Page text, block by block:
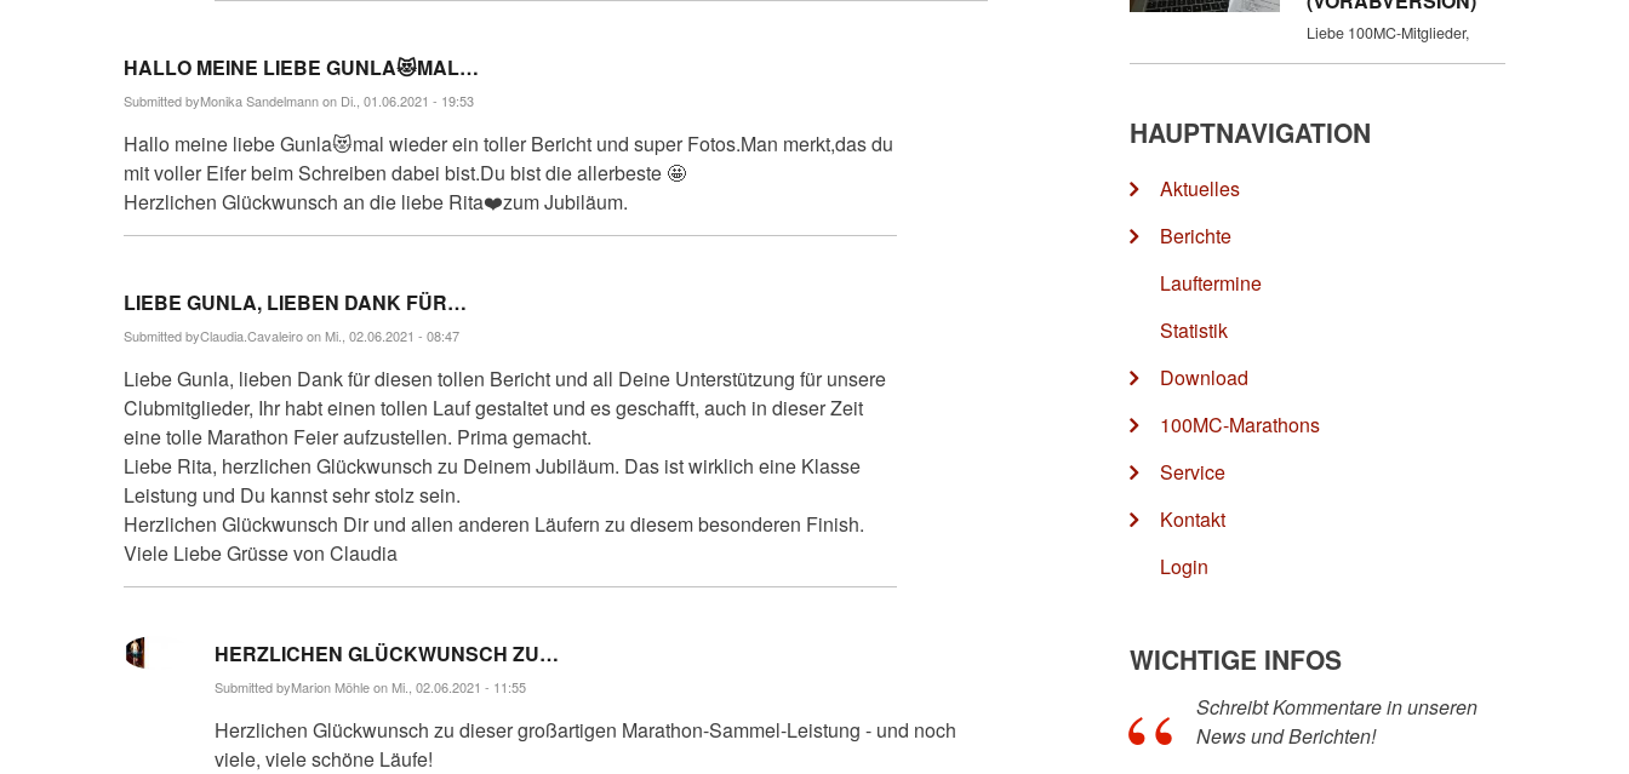
HALLO MEINE LIEBE GUNLA😻MAL…
Submitted byMonika Sandelmannon Di., 01.06.2021 - 19:53
Hallo meine liebe Gunla😻mal wieder ein toller Bericht und super Fotos.Man merkt,das du
mit voller Eifer beim Schreiben dabei bist.Du bist die allerbeste 🤩
Herzlichen Glückwunsch an die liebe Rita❤️zum Jubiläum.
LIEBE GUNLA, LIEBEN DANK FÜR…
Submitted byClaudia.Cavaleiroon Mi., 02.06.2021 - 08:47
Liebe Gunla, lieben Dank für diesen tollen Bericht und all Deine Unterstützung für unsere
Clubmitglieder, Ihr habt einen tollen Lauf gestaltet und es geschafft, auch in dieser Zeit
eine tolle Marathon Feier aufzustellen. Prima gemacht.
Liebe Rita, herzlichen Glückwunsch zu Deinem Jubiläum. Das ist wirklich eine Klasse
Leistung und Du kannst sehr stolz sein.
Herzlichen Glückwunsch Dir und allen anderen Läufern zu diesem besonderen Finish.
Viele Liebe Grüsse von Claudia
HERZLICHEN GLÜCKWUNSCH ZU…
Submitted byMarion Möhleon Mi., 02.06.2021 - 11:55
Herzlichen Glückwunsch zu dieser großartigen Marathon-Sammel-Leistung - und noch
viele, viele schöne Läufe!
Liebe 100MC-Mitglieder,
HAUPTNAVIGATION
Aktuelles
Berichte
Lauftermine
Statistik
Download
100MC-Marathons
Service
Kontakt
Login
WICHTIGE INFOS
Schreibt Kommentare in unseren
News und Berichten!